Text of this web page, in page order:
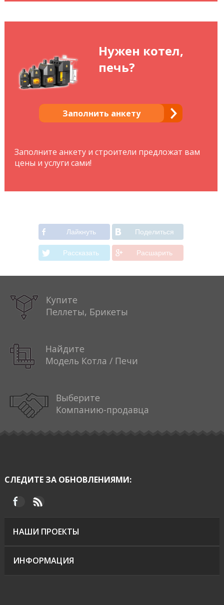
Нужен котел,
печь?
Заполнить анкету
Заполните анкету и строители предложат вам
цены и услуги сами!
Лайкнуть Поделиться
Рассказать Расшарить
Купите
Пеллеты, Брикеты
Найдите
Модель Котла / Печи
Выберите
Компанию-продавца
СЛЕДИТЕ ЗА ОБНОВЛЕНИЯМИ:
НАШИ ПРОЕКТЫ
ИНФОРМАЦИЯ